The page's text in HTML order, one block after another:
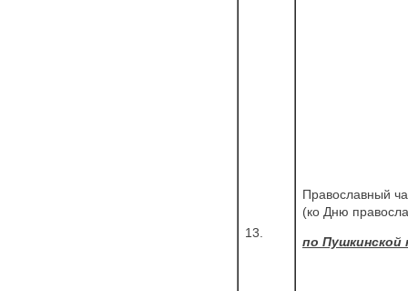
13.
Православный
(ко Дню
по Пушкинской